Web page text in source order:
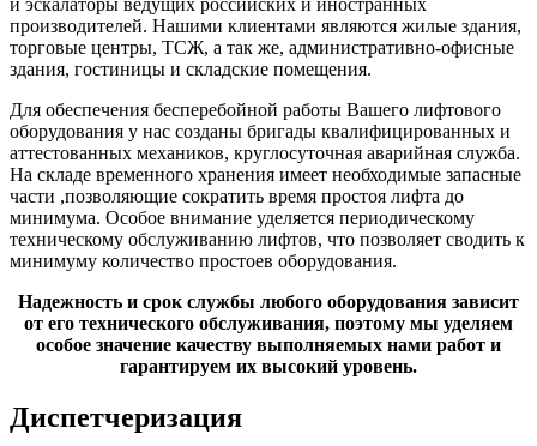
производителей. Нашими клиентами являются жилые здания,
торговые центры, ТСЖ, а так же, административно-офисные
здания, гостиницы и складские помещения.
Для обеспечения бесперебойной работы Вашего лифтового
оборудования у нас созданы бригады квалифицированных и
аттестованных механиков, круглосуточная аварийная служба.
На складе временного хранения имеет необходимые запасные
части ,позволяющие сократить время простоя лифта до
минимума. Особое внимание уделяется периодическому
техническому обслуживанию лифтов, что позволяет сводить к
минимуму количество простоев оборудования.
Надежность и срок службы любого оборудования зависит
от его технического обслуживания, поэтому мы уделяем
особое значение качеству выполняемых нами работ и
гарантируем их высокий уровень.
Диспетчеризация